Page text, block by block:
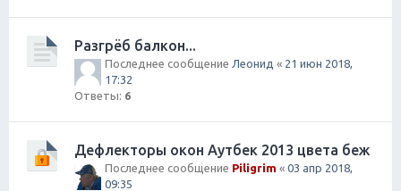
Разгрёб балкон...
Последнее сообщение Леонид « 21 июн 2018,
17:32
Ответы: 6
Дефлекторы окон Аутбек 2013 цвета беж
Последнее сообщение Piligrim « 03 апр 2018,
09:35